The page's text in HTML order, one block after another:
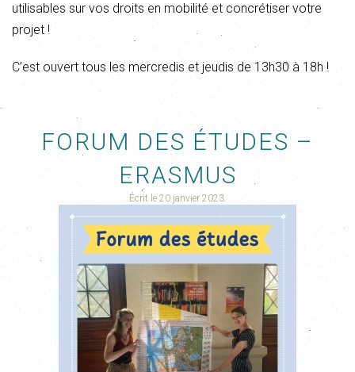
utilisables sur vos droits en mobilité et concrétiser votre
projet !
C’est ouvert tous les mercredis et jeudis de 13h30 à 18h !
FORUM DES ÉTUDES –
ERASMUS
Écrit le 20 janvier 2023.